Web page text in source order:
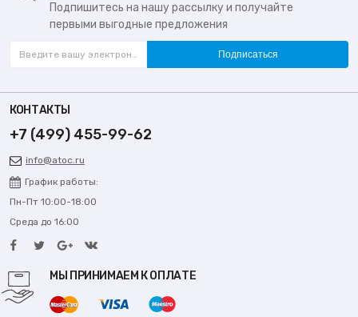
Подпишитесь на нашу рассылку и получайте
первыми выгодные предложения
Подписаться
КОНТАКТЫ
+7 (499) 455-99-62
info@atoc.ru
График работы:
Пн-Пт 10:00-18:00
Среда до 16:00
МЫ ПРИНИМАЕМ К ОПЛАТЕ